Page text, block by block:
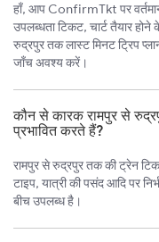
हाँ, आप ConfirmTkt पर
उपलब्धता टिकट, चार्ट तैयार होने
रुद्रपुर तक लास्ट मिनट ट्रिप
जाँच अवश्य करें।
कौन से कारक रामपुर से
प्रभावित करते हैं?
रामपुर से रुद्रपुर तक की ट्रेन
टाइप, यात्री की पसंद आदि पर
बीच उपलब्ध है।